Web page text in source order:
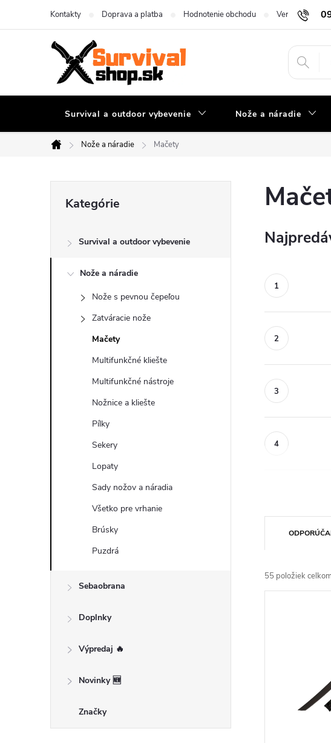
Kontakty Doprava a platba Hodnotenie obchodu Vernostný
Survival a outdoor vybevenie Nože a náradie
Domov
Nože a náradie Mačety
č
kategórie
Kategórie
Survival a outdoor vybevenie
Nože a náradie
Nože s pevnou čepeľou
Zatváracie nože
Mačety
Multifunkčné kliešte
Multifunkčné nástroje
Nožnice a kliešte
Pílky
Sekery
Lopaty
Sady nožov a náradia
Všetko pre vrhanie
Brúsky
Puzdrá
Sebaobrana
Doplnky
Výpredaj 🔥
Novinky 🆕
Značky
a
d
55 položiek celkom